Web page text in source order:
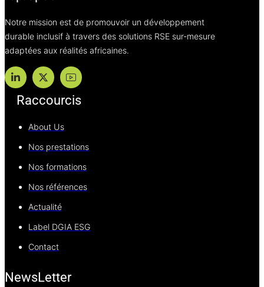
Notre mission est de promouvoir un développement
durable inclusif à travers des solutions RSE sur-mesure
adaptées aux réalités africaines.
Raccourcis
About Us
Nos prestations
Nos formations
Nos références
Actualité
Label DGIA ESG
Contact
NewsLetter